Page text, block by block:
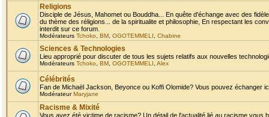
Religions
Disciple de Jésus, Mahomet ou Bouddha... En quête d'échange avec des
du thème des réligions... de la spiritualite et philosophie, En respectant les
interdit sur ce forum.
Modérateurs Tchoko BM OGOTEMMELI Chabine
Sciences & Technologies
Lieu approprié pour discuter de tous les sujets relatifs aux nouvelles
Modérateurs Tchoko BM OGOTEMMELI Alex
Célébrités
Fan de Michaël Jackson, Beyonce ou Koffi Olomide? Vous pouvez échanger
ModérateurMaryjane
Racisme & Mixité
Vous avez été victime de racisme? Un détail de l'actualité lié au racisme